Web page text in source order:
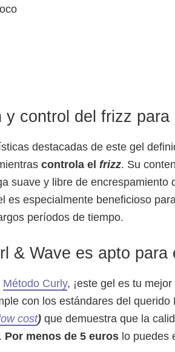
y control del frizz
destacadas de este gel
controla el frizz. Su
suave y libre de encrespamiento
es especialmente beneficioso
períodos de tiempo.
& Wave es apto para
Método Curly, ¡este gel es tu
con los estándares del querido
cost) que demuestra que la
Por menos de 5 euros lo puedes